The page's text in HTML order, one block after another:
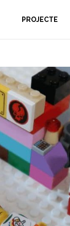
PROJECTE